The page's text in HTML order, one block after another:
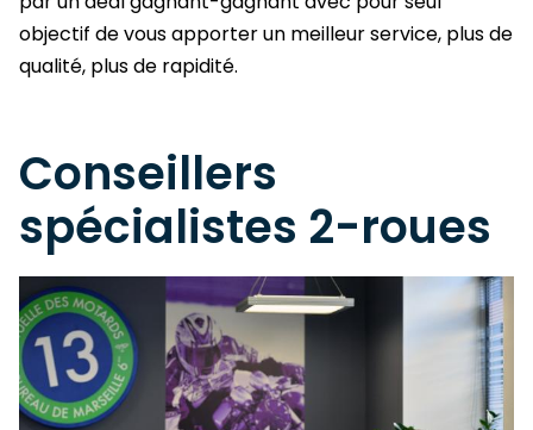
objectif de vous apporter un meilleur service, plus de
qualité, plus de rapidité.
Conseillers
spécialistes 2-roues